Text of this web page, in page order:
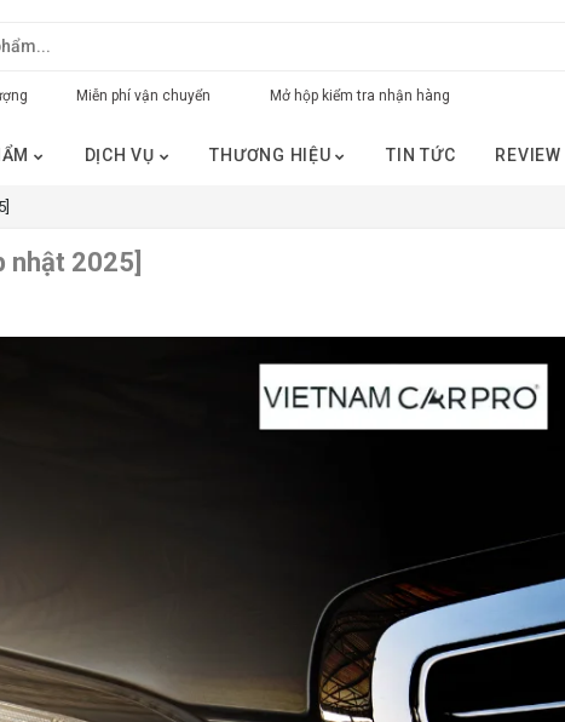
Miễn phí vận chuyển Mở hộp kiểm tra nhận hàng
DỊCH VỤ THƯƠNG HIỆU TIN TỨC REVIEW
nhật 2025]